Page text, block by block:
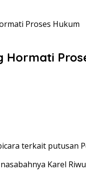
Proses Hukum
Hormati
terkait putusan
Karel